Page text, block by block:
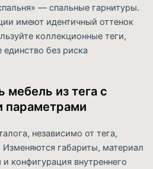
— спальные гарнитуры.
имеют идентичный оттенок
коллекционные теги,
без риска
мебель из тега с
параметрами
независимо от тега,
габариты, материал
конфигурация внутреннего